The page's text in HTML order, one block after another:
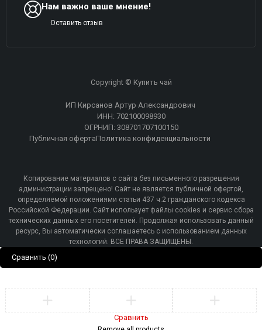
Нам важно ваше мнение!
Оставить отзыв
Copyright © Купить чай
ИП Кирсанов Артур Александрович
ИНН: 702100098930
ОГРНИП: 308701707100150
Публичная офертаПолитика конфиденциальности
Копирование материалов с сайта без письменного разрешения
администрации запрещено! Сайт не является публичной офертой,
определяемой положениями статьи 437 ч.2 гражданского кодекса
Российской Федерации. Сайт использует файлы cookies и сервис сбора
технических данных его посетителей. Продолжая использовать данный
ресурс, Вы автоматически соглашаетесь с использованием данных
технологий. ВСЕ ПРАВА ЗАЩИЩЕНЫ.
Сравнить (0)
Сравнить
купил Чайница "Хурма",фарфор, 500мл